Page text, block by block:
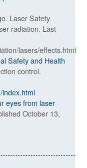
Laser Safety
radiation. Last
lasers/effects.html
Safety and Health
control.
index.html
eyes from laser
October 13,